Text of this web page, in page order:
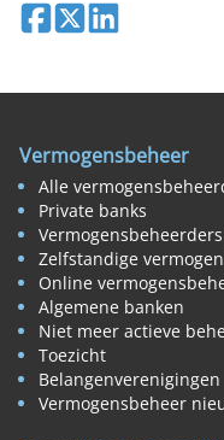
Deel op Facebook
Deel op XDeel op LinkedIn
Vermogensbeheer
Alle
Private banks
Zelfstandige
Online
Algemene banken
Niet meer actieve
Toezicht
Belangenverenigingen
Vermogensbeheer